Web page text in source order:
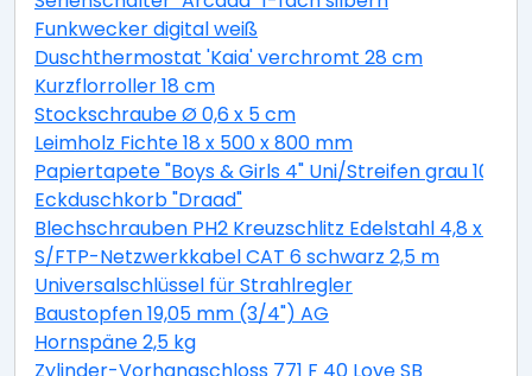
Funkwecker digital weiß
Duschthermostat 'Kaia' verchromt 28 cm
Kurzflorroller 18 cm
Stockschraube Ø 0,6 x 5 cm
Leimholz Fichte 18 x 500 x 800 mm
Papiertapete "Boys & Girls 4" Uni/Streifen grau 10,05
Eckduschkorb "Draad"
Blechschrauben PH2 Kreuzschlitz Edelstahl 4,8 x 19
S/FTP-Netzwerkkabel CAT 6 schwarz 2,5 m
Universalschlüssel für Strahlregler
Baustopfen 19,05 mm (3/4") AG
Hornspäne 2,5 kg